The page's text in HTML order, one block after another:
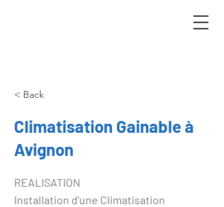
< Back
Climatisation Gainable à
Avignon
REALISATION
Installation d'une Climatisation